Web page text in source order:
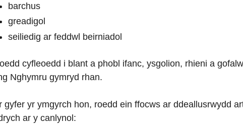
barchus
greadigol
seiliedig ar feddwl beirniadol
cyfleoedd i blant a phobl ifanc, ysgolion, rhieni a
Nghymru gymryd rhan.
gyfer yr ymgyrch hon, roedd ein ffocws ar ddeallusrwydd
ar y canlynol: